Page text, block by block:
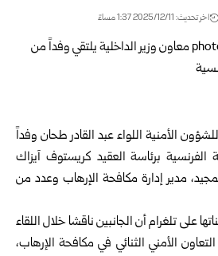
اخر تحديث: 2025/12/11 1:37 مساءً
الأمنية اللواء عبد القادر طحان وفداً
برئاسة العقيد كريستوف آيزاك
مدير إدارة مكافحة الإرهاب وعدد من
على تلغرام أن الجانبين ناقشا خلال اللقاء
الأمني الثنائي في مكافحة الإرهاب،